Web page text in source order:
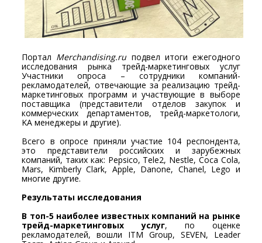
Портал Merchandising.ruподвел итоги ежегодного
исследования рынка трейд-маркетинговых услуг
Участники опроса – сотрудники компаний-
рекламодателей, отвечающие за реализацию трейд-
маркетинговых программ и участвующие в выборе
поставщика (представители отделов закупок и
коммерческих департаментов, трейд-маркетологи,
KA менеджеры и другие).
Всего в опросе приняли участие 104 респондента,
это представители российских и зарубежных
компаний, таких как: Pepsico, Tele2, Nestle, Coca Cola,
Mars, Kimberly Clark, Apple, Danone, Chanel, Lego и
многие другие.
Результаты исследования
В топ-5 наиболее известных компаний на рынке
трейд-маркетинговых услуг, по оценке
рекламодателей, вошли ITM Group, SEVEN, Leader